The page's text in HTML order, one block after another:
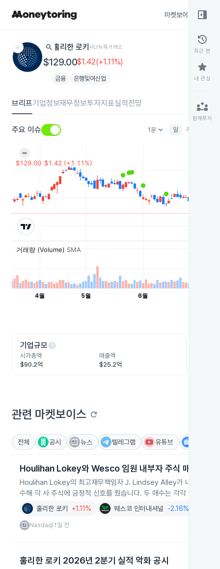
마켓보이스
star search 훌리한 로키 HLI뉴욕거래소
$129.00$1.42(+1.11%)
금융 은행및여신업
브리프기업정보재무정보투자지표실적전망
주요 이슈 1분keyboard_arrow_down 일 주
기업규모help
시가총액
$90.2억
매출액
$25.2억
관련 마켓보이스 refresh
전체 공시 뉴스 텔레그램 유튜브
Houlihan Lokey와 Wesco 임원 내부자 주식 매수 신호
Houlihan Lokey의 최고재무책임자 J. Lindsey Alley가 내부자
수해 각 사 주식에 긍정적 신호를 줬습니다. 두 매수는 각각 약 4.5%
훌리한 로키 +1.11% 웨스코 인터내셔널 -2.16%
Nasdaq 1일 전
훌리한 로키 2026년 2분기 실적 악화 공시
right_panel_open
history
최근 본
star
내 관심
partner_exchange
함께투자